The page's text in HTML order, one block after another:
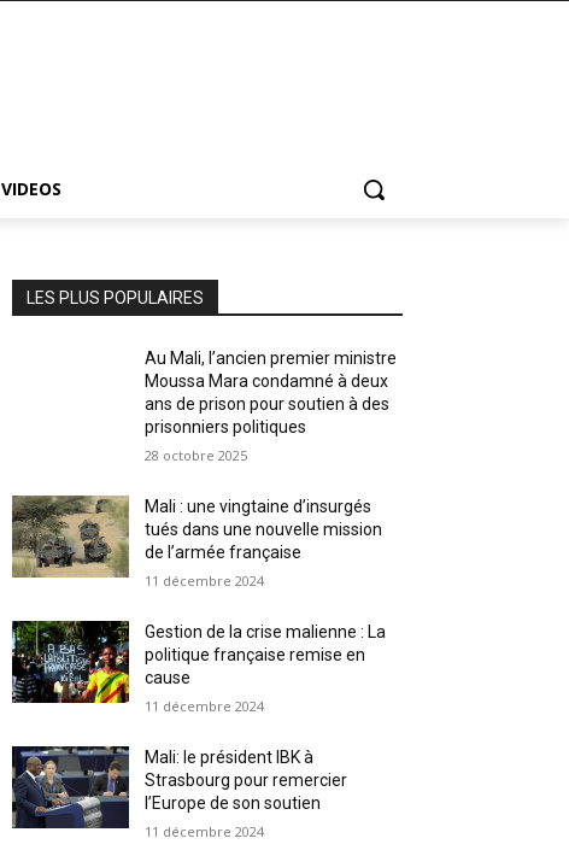
VIDEOS
LES PLUS POPULAIRES
Au Mali, l’ancien premier ministre
Moussa Mara condamné à deux
ans de prison pour soutien à des
prisonniers politiques
28 octobre 2025
Mali : une vingtaine d’insurgés
tués dans une nouvelle mission
de l’armée française
11 décembre 2024
Gestion de la crise malienne : La
politique française remise en
cause
11 décembre 2024
Mali: le président IBK à
Strasbourg pour remercier
l’Europe de son soutien
11 décembre 2024